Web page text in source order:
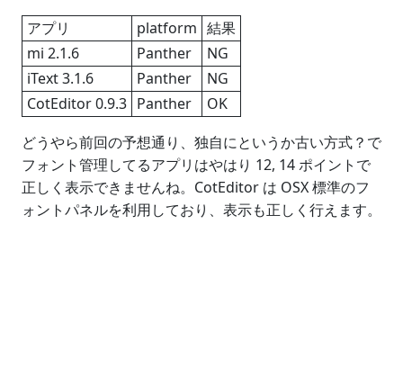
アプリ
platform 結果
mi 2.1.6
Panther
NG
iText 3.1.6
Panther
NG
CotEditor 0.9.3 Panther
OK
どうやら前回の予想通り、独自にというか古い方式？で
フォント管理してるアプリはやはり 12, 14 ポイントで
正しく表示できませんね。CotEditor は OSX 標準のフ
ォントパネルを利用しており、表示も正しく行えます。